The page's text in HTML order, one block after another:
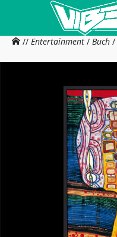
// Entertainment / Buch /